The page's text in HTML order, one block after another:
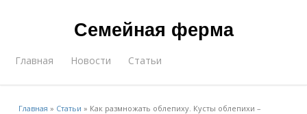
Семейная ферма
Главная Новости Статьи
Главная » Статьи » Как размножать облепиху. Кусты облепихи –